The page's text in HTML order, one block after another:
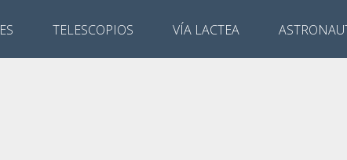
TELESCOPIOS VÍA LACTEA